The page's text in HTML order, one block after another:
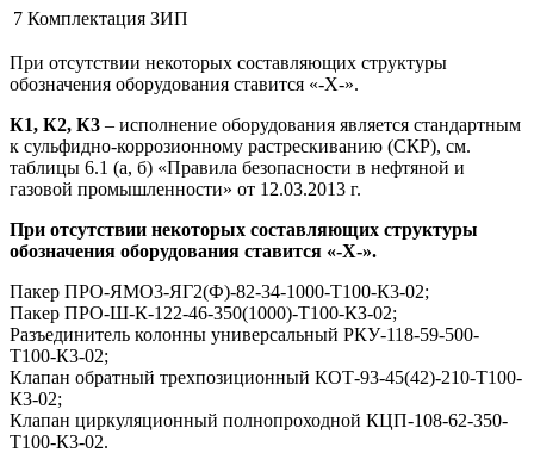
7 Комплектация ЗИП
При отсутствии некоторых составляющих структуры
обозначения оборудования ставится «-Х-».
К1, К2, К3 – исполнение оборудования является стандартным
к сульфидно-коррозионному растрескиванию (СКР), см.
таблицы 6.1 (а, б) «Правила безопасности в нефтяной и
газовой промышленности» от 12.03.2013 г.
При отсутствии некоторых составляющих структуры
обозначения оборудования ставится «-Х-».
Пакер ПРО-ЯМО3-ЯГ2(Ф)-82-34-1000-Т100-К3-02;
Пакер ПРО-Ш-К-122-46-350(1000)-Т100-КЗ-02;
Разъединитель колонны универсальный РКУ-118-59-500-
Т100-К3-02;
Клапан обратный трехпозиционный КОТ-93-45(42)-210-Т100-
К3-02;
Клапан циркуляционный полнопроходной КЦП-108-62-350-
Т100-К3-02.